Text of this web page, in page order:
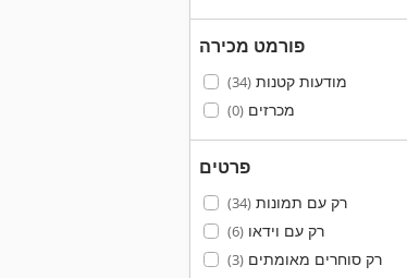
פורמט מכירה
מודעות קטנות(34)
מכרזים(0)
פרטים
רק עם תמונות(34)
רק עם וידאו(6)
רק סוחרים מאומתים(3)